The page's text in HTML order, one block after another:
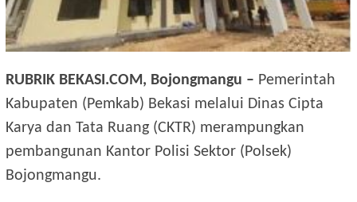
RUBRIK BEKASI.COM, Bojongmangu – Pemerintah
Kabupaten (Pemkab) Bekasi melalui Dinas Cipta
Karya dan Tata Ruang (CKTR) merampungkan
pembangunan Kantor Polisi Sektor (Polsek)
Bojongmangu.